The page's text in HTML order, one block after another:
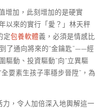
增加，此刻增加的是硬實
以來的實行「愛？」林天秤
定包養軟體義，必須是情感比
了通向將來的“金鑰匙”——經
驅動、投資驅動”向“立異驅
要素生孩子率穩步晉陞”，為
，令人加倍深入地輿解這一